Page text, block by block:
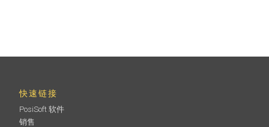
快速链接
PosiSoft 软件
销售